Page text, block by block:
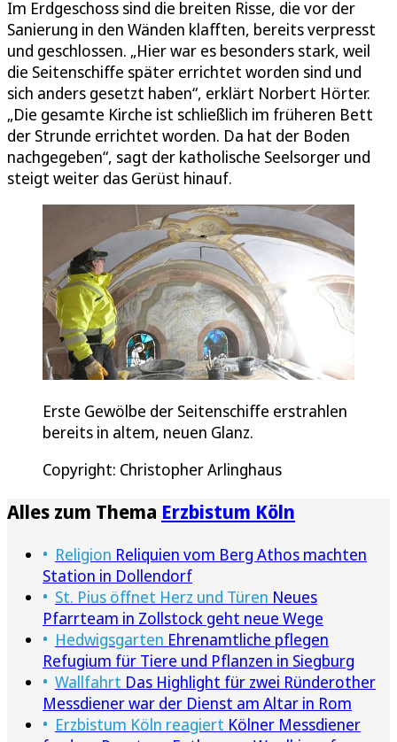
Im Erdgeschoss sind die breiten Risse, die vor der
Sanierung in den Wänden klafften, bereits verpresst
und geschlossen. „Hier war es besonders stark, weil
die Seitenschiffe später errichtet worden sind und
sich anders gesetzt haben“, erklärt Norbert Hörter.
„Die gesamte Kirche ist schließlich im früheren Bett
der Strunde errichtet worden. Da hat der Boden
nachgegeben“, sagt der katholische Seelsorger und
steigt weiter das Gerüst hinauf.
Erste Gewölbe der Seitenschiffe erstrahlen
bereits in altem, neuen Glanz.
Copyright: Christopher Arlinghaus
Alles zum Thema Erzbistum Köln
Religion Reliquien vom Berg Athos machten
Station in Dollendorf
St. Pius öffnet Herz und Türen Neues
Pfarrteam in Zollstock geht neue Wege
Hedwigsgarten Ehrenamtliche pflegen
Refugium für Tiere und Pflanzen in Siegburg
Wallfahrt Das Highlight für zwei Ründerother
Messdiener war der Dienst am Altar in Rom
Erzbistum Köln reagiert Kölner Messdiener